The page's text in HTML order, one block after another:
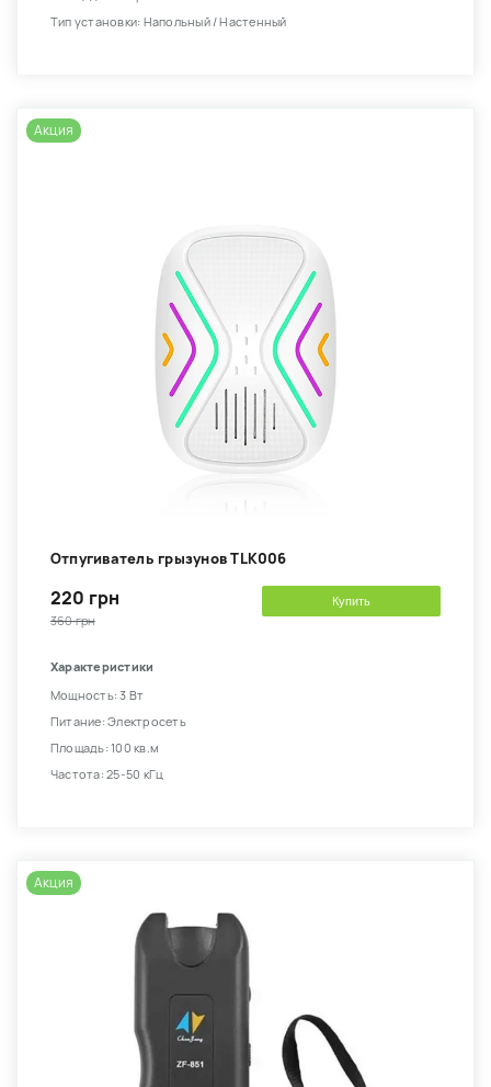
Тип установки: Напольный / Настенный
Акция
Отпугиватель грызунов TLK006
220 грн
360 грн
Купить
Характеристики
Мощность: 3 Вт
Питание: Электросеть
Площадь: 100 кв.м
Частота: 25-50 кГц
Акция